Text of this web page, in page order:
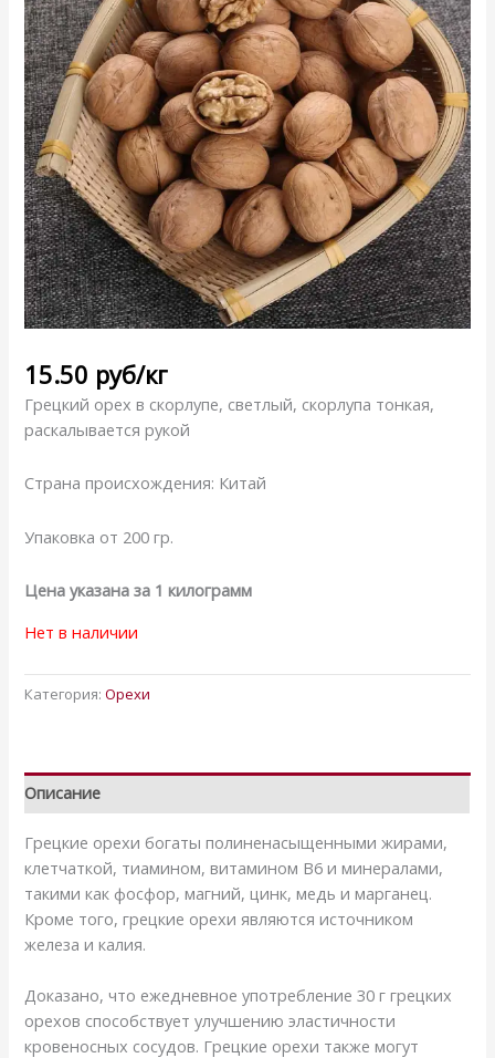
15.50 руб/кг
Грецкий орех в скорлупе, светлый, скорлупа тонкая,
раскалывается рукой
Страна происхождения: Китай
Упаковка от 200 гр.
Цена указана за 1 килограмм
Нет в наличии
Категория:Орехи
Описание
Грецкие орехи богаты полиненасыщенными жирами,
клетчаткой, тиамином, витамином B6 и минералами,
такими как фосфор, магний, цинк, медь и марганец.
Кроме того, грецкие орехи являются источником
железа и калия.
Доказано, что ежедневное употребление 30 г грецких
орехов способствует улучшению эластичности
кровеносных сосудов. Грецкие орехи также могут